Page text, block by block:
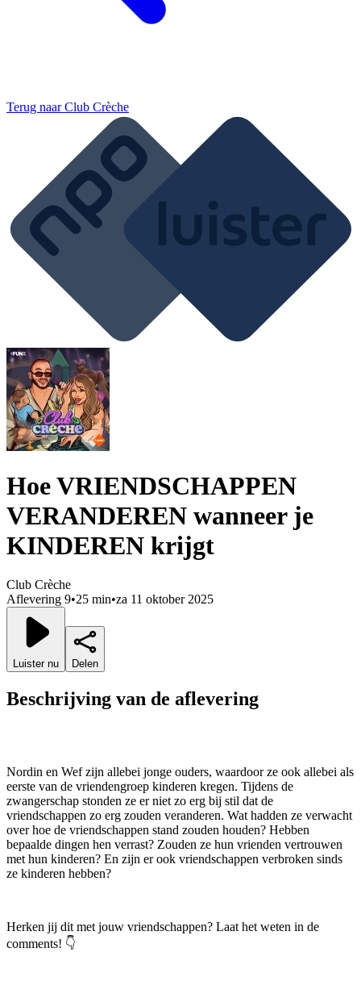
Terug naarClub Crèche
Hoe VRIENDSCHAPPEN
VERANDEREN wanneer je
KINDEREN krijgt
Club Crèche
Aflevering 9•25 min•za 11 oktober 2025
Luister nu Delen
Beschrijving van de aflevering
Nordin en Wef zijn allebei jonge ouders, waardoor ze ook allebei als
eerste van de vriendengroep kinderen kregen. Tijdens de
zwangerschap stonden ze er niet zo erg bij stil dat de
vriendschappen zo erg zouden veranderen. Wat hadden ze verwacht
over hoe de vriendschappen stand zouden houden? Hebben
bepaalde dingen hen verrast? Zouden ze hun vrienden vertrouwen
met hun kinderen? En zijn er ook vriendschappen verbroken sinds
ze kinderen hebben?
Herken jij dit met jouw vriendschappen? Laat het weten in de
comments! 👇